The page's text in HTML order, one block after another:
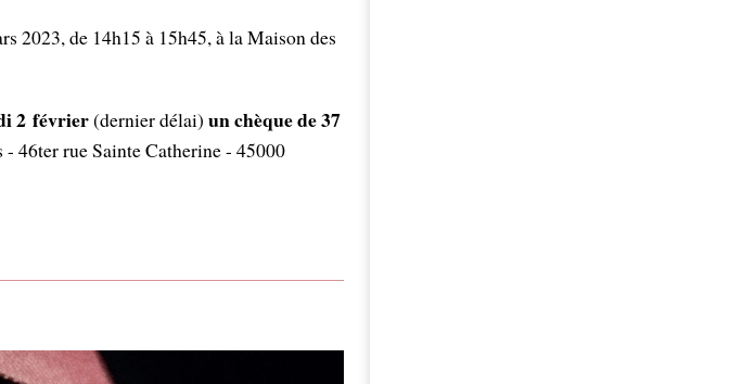
2023, de 14h15 à 15h45, à la Maison des
2 février(dernier délai) un chèque de 37
46ter rue Sainte Catherine - 45000